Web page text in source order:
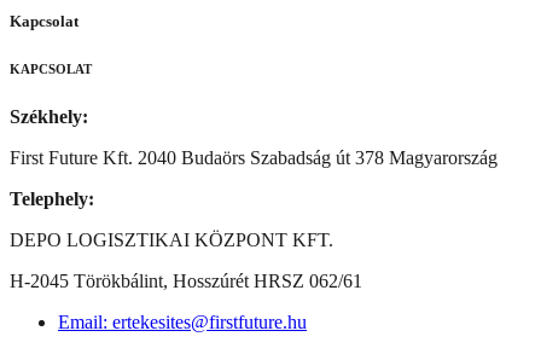
Kapcsolat
KAPCSOLAT
Székhely:
First Future Kft. 2040 Budaörs Szabadság út 378 Magyarország
Telephely:
DEPO LOGISZTIKAI KÖZPONT KFT.
H-2045 Törökbálint, Hosszúrét HRSZ 062/61
Email: ertekesites@firstfuture.hu